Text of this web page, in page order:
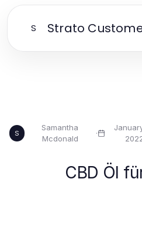
S Strato
S
Samantha
Mcdonald
·
CBD Öl